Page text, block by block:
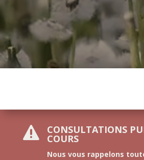
 CONSULTATIONS
COURS
Nous vous rappelons